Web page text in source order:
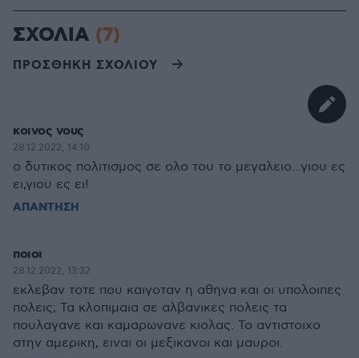
ΣΧΟΛΙΑ (7)
ΠΡΟΣΘΗΚΗ ΣΧΟΛΙΟΥ
κοινος νους
28.12.2022, 14:10
ο δυτικος πολιτισμος σε ολο του το μεγαλειο...γιου ες
ει,γιου ες ει!
ΑΠΑΝΤΗΣΗ
ποιοι
28.12.2022, 13:32
εκλεβαν τοτε που καιγοταν η αθηνα και οι υπολοιπες
πολεις; Τα κλοπιμαια σε αλβανικες πολεις τα
πουλαγανε και καμαρωνανε κιολας. Το αντιστοιχο
στην αμερικη, ειναι οι μεξικανοι και μαυροι.